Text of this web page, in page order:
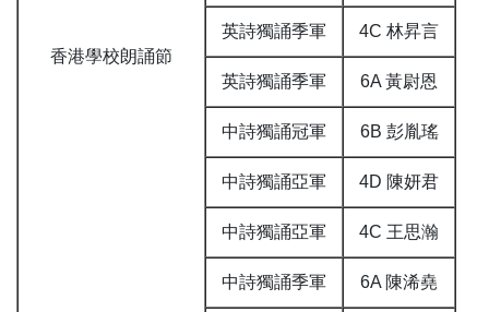
香港學校朗誦節
英詩獨誦季軍 4C 林昇言
英詩獨誦季軍 6A 黃尉恩
中詩獨誦冠軍 6B 彭胤瑤
中詩獨誦亞軍 4D 陳妍君
中詩獨誦亞軍 4C 王思瀚
中詩獨誦季軍 6A 陳浠堯